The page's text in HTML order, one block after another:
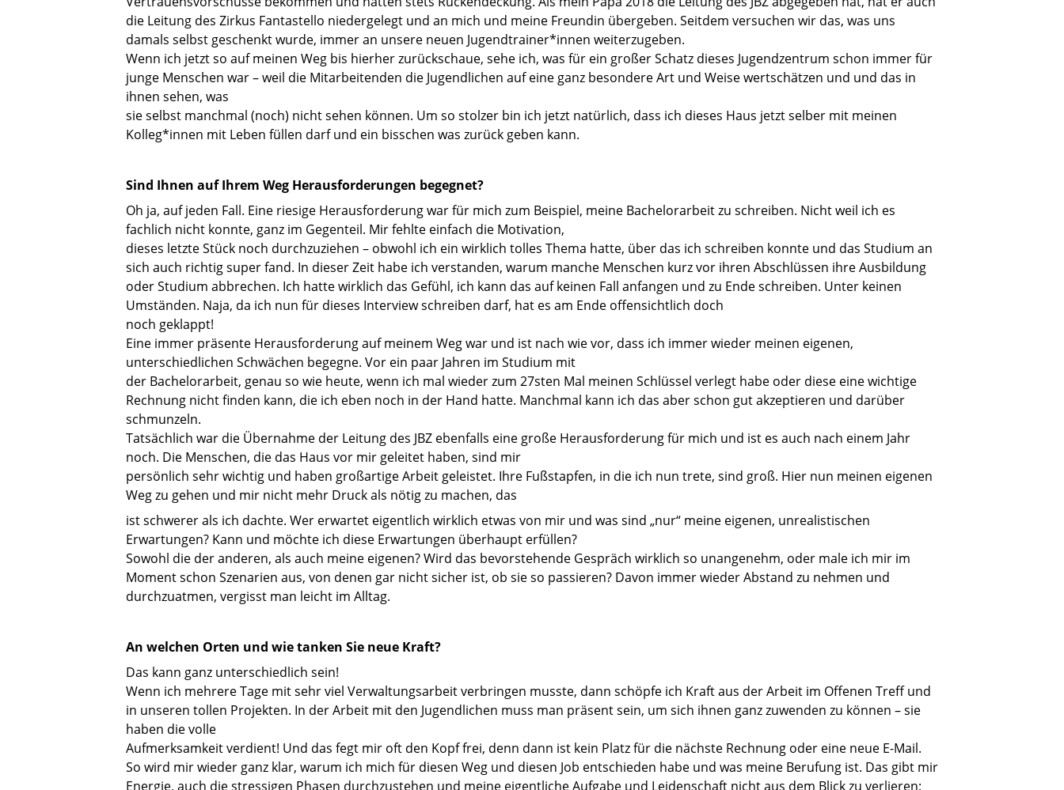
die Leitung des Zirkus Fantastello niedergelegt und an mich und meine Freundin übergeben. Seitdem versuchen wir das, was uns
damals selbst geschenkt wurde, immer an unsere neuen Jugendtrainer*innen weiterzugeben.
Wenn ich jetzt so auf meinen Weg bis hierher zurückschaue, sehe ich, was für ein großer Schatz dieses Jugendzentrum schon immer für
junge Menschen war – weil die Mitarbeitenden die Jugendlichen auf eine ganz besondere Art und Weise wertschätzen und und das in
ihnen sehen, was
sie selbst manchmal (noch) nicht sehen können. Um so stolzer bin ich jetzt natürlich, dass ich dieses Haus jetzt selber mit meinen
Kolleg*innen mit Leben füllen darf und ein bisschen was zurück geben kann.
Sind Ihnen auf Ihrem Weg Herausforderungen begegnet?
Oh ja, auf jeden Fall. Eine riesige Herausforderung war für mich zum Beispiel, meine Bachelorarbeit zu schreiben. Nicht weil ich es
fachlich nicht konnte, ganz im Gegenteil. Mir fehlte einfach die Motivation,
dieses letzte Stück noch durchzuziehen – obwohl ich ein wirklich tolles Thema hatte, über das ich schreiben konnte und das Studium an
sich auch richtig super fand. In dieser Zeit habe ich verstanden, warum manche Menschen kurz vor ihren Abschlüssen ihre Ausbildung
oder Studium abbrechen. Ich hatte wirklich das Gefühl, ich kann das auf keinen Fall anfangen und zu Ende schreiben. Unter keinen
Umständen. Naja, da ich nun für dieses Interview schreiben darf, hat es am Ende offensichtlich doch
noch geklappt!
Eine immer präsente Herausforderung auf meinem Weg war und ist nach wie vor, dass ich immer wieder meinen eigenen,
unterschiedlichen Schwächen begegne. Vor ein paar Jahren im Studium mit
der Bachelorarbeit, genau so wie heute, wenn ich mal wieder zum 27sten Mal meinen Schlüssel verlegt habe oder diese eine wichtige
Rechnung nicht finden kann, die ich eben noch in der Hand hatte. Manchmal kann ich das aber schon gut akzeptieren und darüber
schmunzeln.
Tatsächlich war die Übernahme der Leitung des JBZ ebenfalls eine große Herausforderung für mich und ist es auch nach einem Jahr
noch. Die Menschen, die das Haus vor mir geleitet haben, sind mir
persönlich sehr wichtig und haben großartige Arbeit geleistet. Ihre Fußstapfen, in die ich nun trete, sind groß. Hier nun meinen eigenen
Weg zu gehen und mir nicht mehr Druck als nötig zu machen, das
ist schwerer als ich dachte. Wer erwartet eigentlich wirklich etwas von mir und was sind „nur“ meine eigenen, unrealistischen
Erwartungen? Kann und möchte ich diese Erwartungen überhaupt erfüllen?
Sowohl die der anderen, als auch meine eigenen? Wird das bevorstehende Gespräch wirklich so unangenehm, oder male ich mir im
Moment schon Szenarien aus, von denen gar nicht sicher ist, ob sie so passieren? Davon immer wieder Abstand zu nehmen und
durchzuatmen, vergisst man leicht im Alltag.
An welchen Orten und wie tanken Sie neue Kraft?
Das kann ganz unterschiedlich sein!
Wenn ich mehrere Tage mit sehr viel Verwaltungsarbeit verbringen musste, dann schöpfe ich Kraft aus der Arbeit im Offenen Treff und
in unseren tollen Projekten. In der Arbeit mit den Jugendlichen muss man präsent sein, um sich ihnen ganz zuwenden zu können – sie
haben die volle
Aufmerksamkeit verdient! Und das fegt mir oft den Kopf frei, denn dann ist kein Platz für die nächste Rechnung oder eine neue E-Mail.
So wird mir wieder ganz klar, warum ich mich für diesen Weg und diesen Job entschieden habe und was meine Berufung ist. Das gibt mir
Energie, auch die stressigen Phasen durchzustehen und meine eigentliche Aufgabe und Leidenschaft nicht aus dem Blick zu verlieren: